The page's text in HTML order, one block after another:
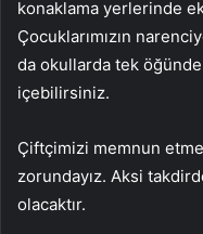
konaklama yerlerinde
Çocuklarımızın
da okullarda tek
içebilirsiniz.
Çiftçimizi memnun
zorundayız. Aksi
olacaktır.